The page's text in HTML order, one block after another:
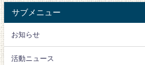
サブメニュー
お知らせ
活動ニュース